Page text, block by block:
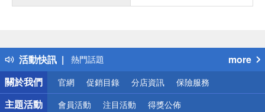
活動快訊
得獎公告
熱門話題
銀行優惠
偏遠地區配送
詐騙網頁！請小心！
more
關於我們
官網 促銷目錄 分店資訊 保險服務
主題活動 會員活動 注目活動 得獎公佈